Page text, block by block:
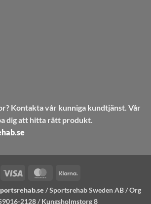
Kontakta vår kunniga kundtjänst. Vår
dig att hitta rätt produkt.
Visa MasterCard
/ Sportsrehab Sweden AB / Org
2128 / Kungsholmstorg 8